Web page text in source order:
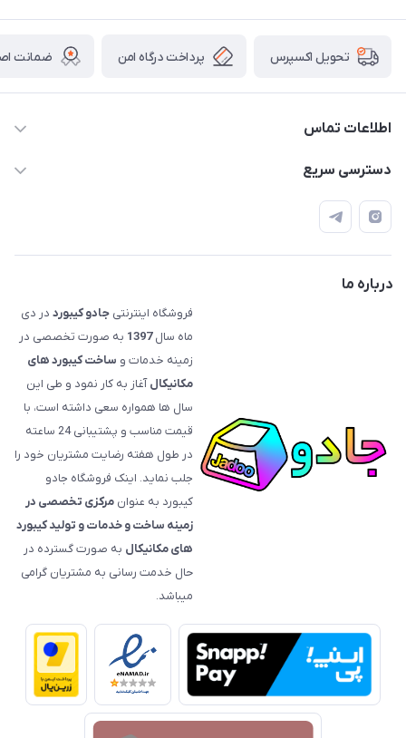
تحویل اکسپرس پرداخت درگاه امن ضمانت
اطلاعات تماس
09120992668
info@jadookb.com
حضوری، با هماهنگی)
دسترسی سریع
حساب کاربری
اصطلاحات و مفاهیم مرتبط به کیبوردهای مکانیکال
درباره ما
فروشگاه اینترنتی جادو کیبورد در دی
ماه سال1397 به صورت تخصصی در
زمینه خدمات و ساخت کیبورد های
مکانیکالآغاز به کار نمود و طی این
سال ها همواره سعی داشته است، با
قیمت‌ مناسب و پشتیبانی 24 ساعته
در طول هفته رضایت مشتریان خود را
جلب نماید. اینک فروشگاه جادو
کیبورد به عنوان مرکزی تخصصی در
زمینه ساخت و خدمات و تولید کیبورد
های مکانیکال به صورت گسترده در
حال خدمت رسانی به مشتریان گرامی
میباشد.